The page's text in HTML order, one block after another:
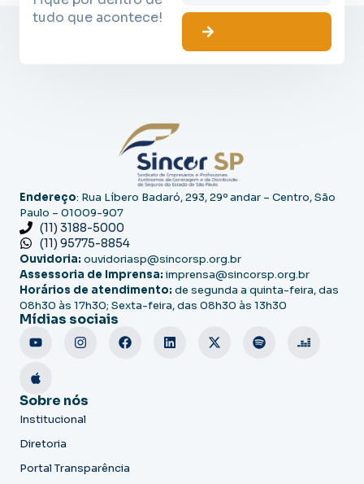
tudo que acontece!
Endereço: Rua Líbero Badaró, 293, 29º andar – Centro, São
Paulo – 01009-907
(11) 3188-5000
(11) 95775-8854
Ouvidoria: ouvidoriasp@sincorsp.org.br
Assessoria de Imprensa: imprensa@sincorsp.org.br
Horários de atendimento: de segunda a quinta-feira, das
08h30 às 17h30; Sexta-feira, das 08h30 às 13h30
Mídias sociais
Sobre nós
Institucional
Diretoria
Portal Transparência